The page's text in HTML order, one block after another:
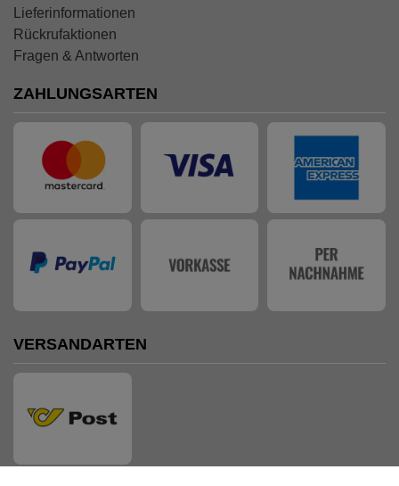
Lieferinformationen
Rückrufaktionen
Fragen & Antworten
ZAHLUNGSARTEN
VERSANDARTEN